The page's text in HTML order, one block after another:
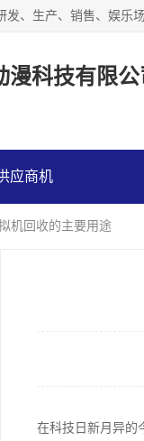
漫科技有限公
应商机
机回收的主要用途
在科技日新月异的